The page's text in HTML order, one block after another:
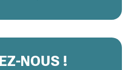
NOUS !